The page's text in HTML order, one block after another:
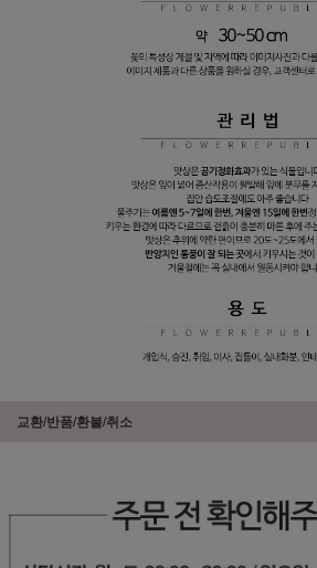
교환/반품/환불/취소